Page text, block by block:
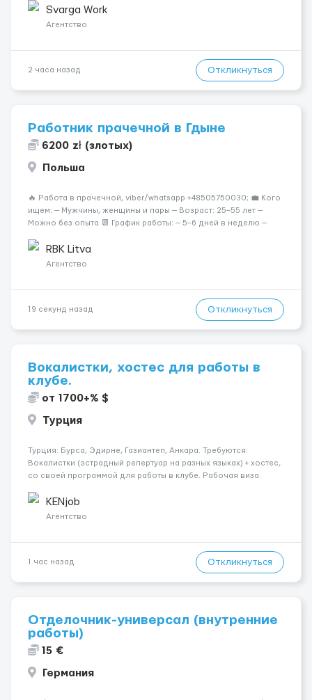
переработки. Дата начала: — Как можно скорее....
Svarga Work
Агентство
2 часа назад Откликнуться
Работник прачечной в Гдыне
6200 zł (злотых)
Польша
🔥 Работа в прачечной, viber/whatsapp +48505750030; 💼 Кого
ищем: — Мужчины, женщины и пары — Возраст: 25–55 лет —
Можно без опыта 📆 График работы: — 5–6 дней в неделю —
18:0...RBK Litva
Агентство
19 секунд назад Откликнуться
Вокалистки, хостес для работы в
клубе.
от 1700+% $
Турция
Турция: Бурса, Эдирне, Газиантеп, Анкара. Требуются:
Вокалистки (эстрадный репертуар на разных языках) + хостеc,
со своей программой для работы в клубе. Рабочая виза.
одного до трех месяцев. Мед. страховка. Высокая зарплат...
KENjob
Агентство
1 час назад Откликнуться
Отделочник-универсал (внутренние
работы)
15 €
Германия